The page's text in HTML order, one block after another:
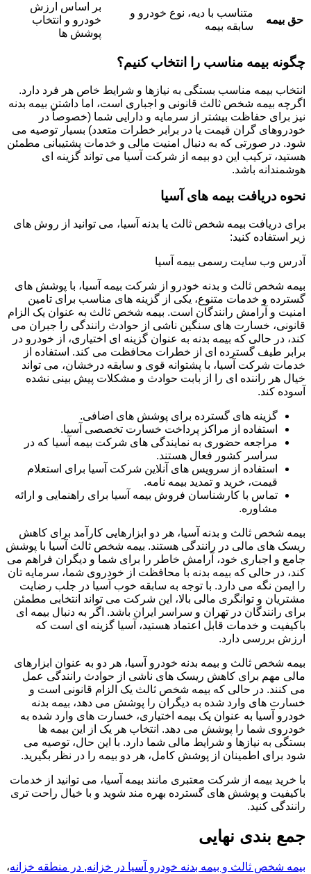
حق بیمه
متناسب با دیه، نوع خودرو و
سابقه بیمه
بر اساس ارزش
خودرو و انتخاب
پوشش ها
چگونه بیمه مناسب را انتخاب کنیم؟
انتخاب بیمه مناسب بستگی به نیازها و شرایط خاص هر فرد دارد.
اگرچه بیمه شخص ثالث قانونی و اجباری است، اما داشتن بیمه بدنه
نیز برای حفاظت بیشتر از سرمایه و دارایی شما (خصوصاً در
خودروهای گران قیمت یا در برابر خطرات متعدد) بسیار توصیه می
شود. در صورتی که به دنبال امنیت مالی و خدمات پشتیبانی مطمئن
هستید، ترکیب این دو بیمه از شرکت آسیا می تواند گزینه ای
هوشمندانه باشد.
نحوه دریافت بیمه های آسیا
برای دریافت بیمه شخص ثالث یا بدنه آسیا، می توانید از روش های
زیر استفاده کنید:
آدرس وب سایت رسمی بیمه آسیا
بیمه شخص ثالث و بدنه خودرو از شرکت بیمه آسیا، با پوشش های
گسترده و خدمات متنوع، یکی از گزینه های مناسب برای تامین
امنیت و آرامش رانندگان است. بیمه شخص ثالث به عنوان یک الزام
قانونی، خسارت های سنگین ناشی از حوادث رانندگی را جبران می
کند، در حالی که بیمه بدنه به عنوان گزینه ای اختیاری، از خودرو در
برابر طیف گسترده ای از خطرات محافظت می کند. استفاده از
خدمات شرکت آسیا، با پشتوانه قوی و سابقه درخشان، می تواند
خیال هر راننده ای را از بابت حوادث و مشکلات پیش بینی نشده
آسوده کند.
گزینه های گسترده برای پوشش های اضافی.
استفاده از مراکز پرداخت خسارت تخصصی آسیا.
مراجعه حضوری به نمایندگی های شرکت بیمه آسیا که در
سراسر کشور فعال هستند.
استفاده از سرویس های آنلاین شرکت آسیا برای استعلام
قیمت، خرید و تمدید بیمه نامه.
تماس با کارشناسان فروش بیمه آسیا برای راهنمایی و ارائه
مشاوره.
بیمه شخص ثالث و بدنه آسیا، هر دو ابزارهایی کارآمد برای کاهش
ریسک های مالی در رانندگی هستند. بیمه شخص ثالث آسیا با پوشش
جامع و اجباری خود، آرامش خاطر را برای شما و دیگران فراهم می
کند، در حالی که بیمه بدنه با محافظت از خودروی شما، سرمایه تان
را ایمن نگه می دارد. با توجه به سابقه خوب آسیا در جلب رضایت
مشتریان و توانگری مالی بالا، این شرکت می تواند انتخابی مطمئن
برای رانندگان در تهران و سراسر ایران باشد. اگر به دنبال بیمه ای
باکیفیت و خدمات قابل اعتماد هستید، آسیا گزینه ای است که
ارزش بررسی دارد.
بیمه شخص ثالث و بیمه بدنه خودرو آسیا، هر دو به عنوان ابزارهای
مالی مهم برای کاهش ریسک های ناشی از حوادث رانندگی عمل
می کنند. در حالی که بیمه شخص ثالث یک الزام قانونی است و
خسارت های وارد شده به دیگران را پوشش می دهد، بیمه بدنه
خودرو آسیا به عنوان یک بیمه اختیاری، خسارت های وارد شده به
خودروی شما را پوشش می دهد. انتخاب هر یک از این بیمه ها
بستگی به نیازها و شرایط مالی شما دارد. با این حال، توصیه می
شود برای اطمینان از پوشش کامل، هر دو بیمه را در نظر بگیرید.
با خرید بیمه از شرکت معتبری مانند بیمه آسیا، می توانید از خدمات
باکیفیت و پوشش های گسترده بهره مند شوید و با خیال راحت تری
رانندگی کنید.
جمع بندی نهایی
بیمه شخص ثالث و بیمه بدنه خودرو آسیا در خزانه, در منطقه خزانه،